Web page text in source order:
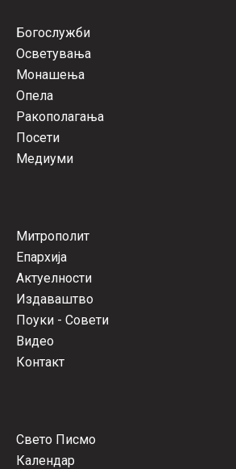
Богослужби
Осветувања
Монашења
Опела
Ракополагања
Посети
Медиуми
Митрополит
Епархија
Актуелности
Издаваштво
Поуки - Совети
Видео
Контакт
Свето Писмо
Календар